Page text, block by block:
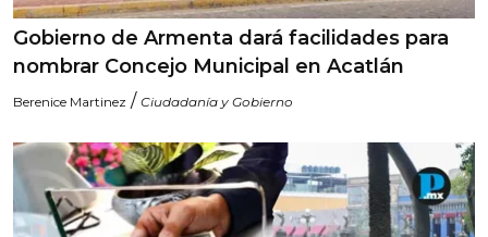
Gobierno de Armenta dará facilidades para
nombrar Concejo Municipal en Acatlán
Berenice Martinez / Ciudadanía y Gobierno